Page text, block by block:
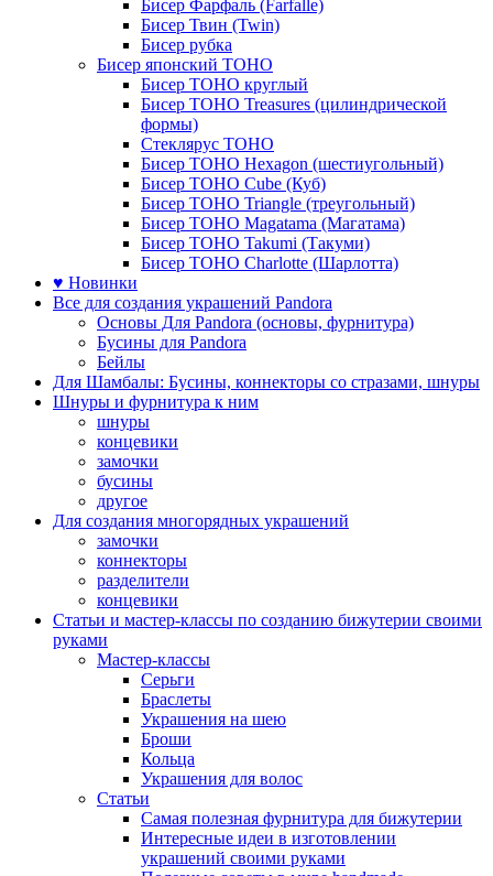
Бисер Фарфаль (Farfalle)
Бисер Твин (Twin)
Бисер рубка
Бисер японский TOHO
Бисер TOHO круглый
Бисер TOHO Treasures (цилиндрической
формы)
Стеклярус TOHO
Бисер TOHO Hexagon (шестиугольный)
Бисер TOHO Cube (Куб)
Бисер TOHO Triangle (треугольный)
Бисер TOHO Magatama (Магатама)
Бисер TOHO Takumi (Такуми)
Бисер TOHO Charlotte (Шарлотта)
♥ Новинки
Все для создания украшений Pandora
Основы Для Pandora (основы, фурнитура)
Бусины для Pandora
Бейлы
Для Шамбалы: Бусины, коннекторы со стразами, шнуры
Шнуры и фурнитура к ним
шнуры
концевики
замочки
бусины
другое
Для создания многорядных украшений
замочки
коннекторы
разделители
концевики
Статьи и мастер-классы по созданию бижутерии своими
руками
Мастер-классы
Серьги
Браслеты
Украшения на шею
Броши
Кольца
Украшения для волос
Статьи
Самая полезная фурнитура для бижутерии
Интересные идеи в изготовлении
украшений своими руками